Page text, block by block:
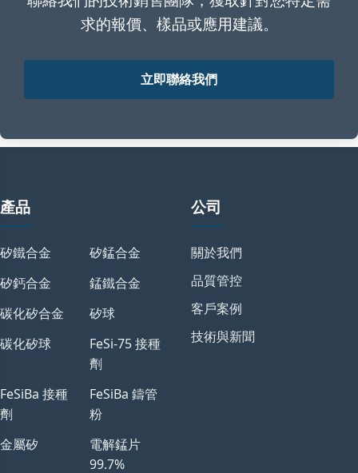
求的報價、樣品或應用建議。
立即聯絡我們
產品
矽鐵合金
矽錳合金
矽鈣合金
錳鐵合金
碳化矽合金
矽球
碳化矽球
FeSi-75 接種
劑
FeSiBa 接種
劑
FeSiBa 鑄管
粉
金屬矽
電解錳片
99.7%
公司
關於我們
品質管控
客戶案例
技術與新聞